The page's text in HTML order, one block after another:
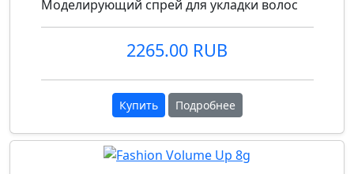
Моделирующий спрей для укладки волос
2265.00 RUB
Купить Подробнее